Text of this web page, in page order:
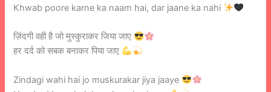
Khwab poore karne ka naam hai, dar jaane ka nahi
ज़िंदगी वही है जो मुस्कुराकर जिया जाए
हर दर्द को सबक बनाकर पिया जाए
Zindagi wahi hai jo muskurakar jiya jaaye